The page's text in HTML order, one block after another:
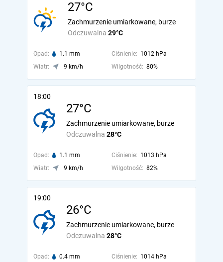
27°C
Odczuwalna 29°C
Zachmurzenie umiarkowane, burze
Opad: 1.1 mm Ciśnienie: 1012 hPa
Wiatr:
9 km/h Wilgotność: 80%
18:00
27°C
Odczuwalna 28°C
Zachmurzenie umiarkowane, burze
Opad: 1.1 mm Ciśnienie: 1013 hPa
Wiatr:
9 km/h Wilgotność: 82%
19:00
26°C
Odczuwalna 28°C
Zachmurzenie umiarkowane, burze
Opad: 0.4 mm Ciśnienie: 1014 hPa